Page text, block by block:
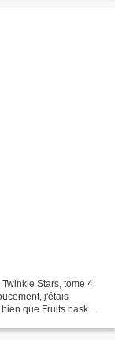
Stars, tome 4
j'étais
que Fruits basket